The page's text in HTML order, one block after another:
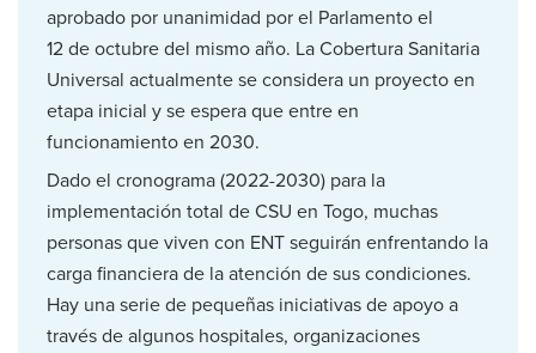
aprobado por unanimidad por el Parlamento el
12 de octubre del mismo año. La Cobertura Sanitaria
Universal actualmente se considera un proyecto en
etapa inicial y se espera que entre en
funcionamiento en 2030.
Dado el cronograma (2022-2030) para la
implementación total de CSU en Togo, muchas
personas que viven con ENT seguirán enfrentando la
carga financiera de la atención de sus condiciones.
Hay una serie de pequeñas iniciativas de apoyo a
través de algunos hospitales, organizaciones